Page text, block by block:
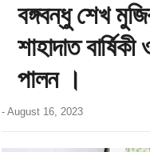
বঙ্গবন্ধু শেখ
শাহাদাত
পালন ।
-August 16, 2023